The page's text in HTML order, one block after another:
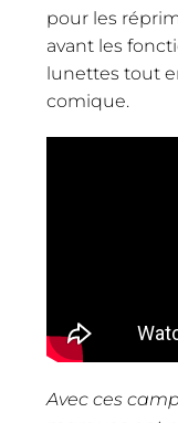
pour les
avant les
lunettes tout
comique.
Avec ces